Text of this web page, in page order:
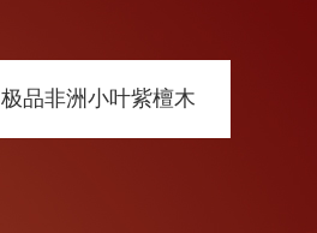
极品非洲小叶紫檀木